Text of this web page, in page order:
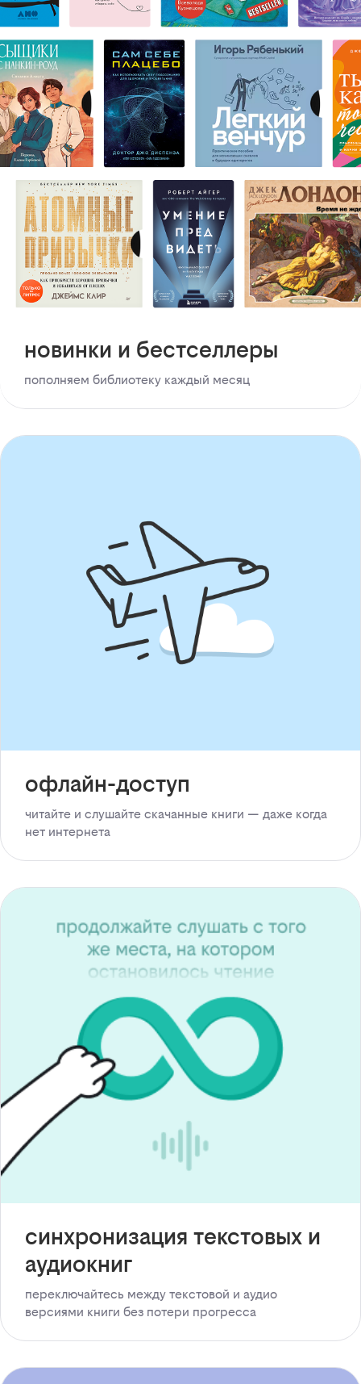
новинки и бестселлеры
пополняем библиотеку каждый месяц
офлайн-доступ
читайте и слушайте скачанные книги — даже когда
нет интернета
синхронизация текстовых и
аудиокниг
переключайтесь между текстовой и аудио
версиями книги без потери прогресса